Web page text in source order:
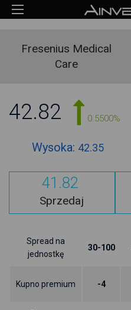
Fresenius Medical
Care
42.82 0.5500%
Wysoka: 42.35
41.82
Sprzedaj
Spread na
jednostkę
30-100
Kupno premium -4